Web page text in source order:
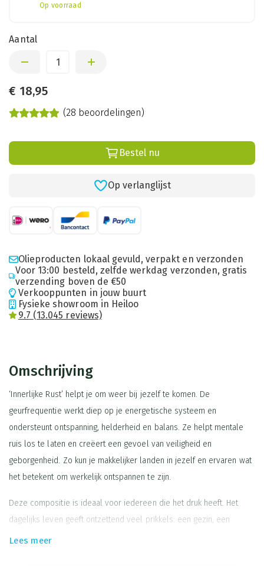
Op voorraad
Aantal
€ 18,95
(28 beoordelingen)
Bestel nu
Op verlanglijst
Olieproducten lokaal gevuld, verpakt en verzonden
Voor 13:00 besteld, zelfde werkdag verzonden, gratis
verzending boven de €50
Verkooppunten in jouw buurt
Fysieke showroom in Heiloo
9.7 (13.045 reviews)
Omschrijving
‘Innerlijke Rust’ helpt je om weer bij jezelf te komen. De
geurfrequentie werkt diep op je energetische systeem en
ondersteunt ontspanning, helderheid en balans. Ze helpt mentale
ruis los te laten en creëert een gevoel van veiligheid en
geborgenheid. Zo kun je makkelijker landen in jezelf en ervaren wat
het betekent om werkelijk ontspannen te zijn.
Deze compositie is ideaal voor iedereen die het druk heeft. Het
dagelijks leven geeft ontzettend veel prikkels: een gezin, een
partner, werk, sociale verplichtingen of persoonlijke projecten.
Lees meer